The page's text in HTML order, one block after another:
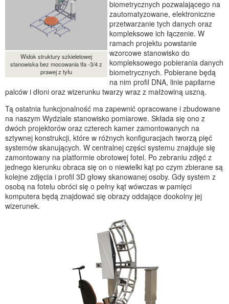
Widok struktury szkieletowej
stanowiska bez mocowania tła -3/4 z
prawej z tyłu
biometrycznych pozwalającego na
zautomatyzowane, elektroniczne
przetwarzanie tych danych oraz
kompleksowe ich łączenie. W
ramach projektu powstanie
wzorcowe stanowisko do
kompleksowego pobierania danych
biometrycznych. Pobierane będą
na nim profil DNA, linie papilarne
palców i dłoni oraz wizerunku twarzy wraz z małżowiną uszną.
Tą ostatnia funkcjonalność ma zapewnić opracowane i zbudowane
na naszym Wydziale stanowisko pomiarowe. Składa się ono z
dwóch projektorów oraz czterech kamer zamontowanych na
sztywnej konstrukcji, które w różnych konfiguracjach tworzą pięć
systemów skanujących. W centralnej części systemu znajduje się
zamontowany na platformie obrotowej fotel. Po zebraniu zdjęć z
jednego kierunku obraca się on o niewielki kąt po czym zbierane są
kolejne zdjęcia i profil 3D głowy skanowanej osoby. Gdy system z
osobą na fotelu obróci się o pełny kąt wówczas w pamięci
komputera będą znajdować się obrazy oddające dookolny jej
wizerunek.